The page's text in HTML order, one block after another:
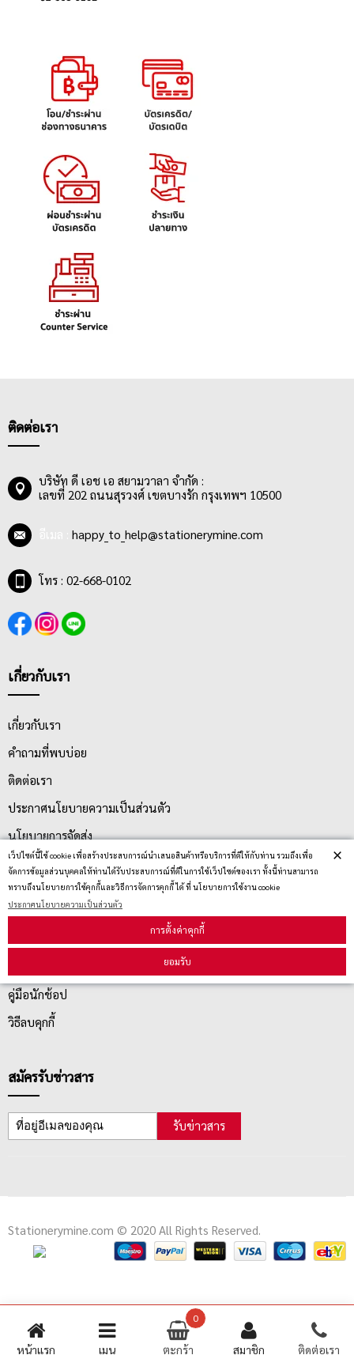
หน้าแรก เมนู
0
ตะกร้า สมาชิก ติดต่อเรา
เว็ปไซต์นี้ใช้ cookie เพื่อสร้างประสบการณ์นำเสนอสินค้าหรือบริการที่ดีให้กับท่าน รวมถึงเพื่อ
จัดการข้อมูลส่วนบุคคลให้ท่านได้รับประสบการณ์ที่ดีในการใช้เว็ปไซต์ของเรา ทั้งนี้ท่านสามารถ
ทราบถึงนโยบายการใช้คุกกี้และวิธีการจัดการคุกกี้ ได้ ที่ นโยบายการใช้งาน cookie
ประกาศนโยบายความเป็นส่วนตัว
การตั้งค่าคุกกี้
ยอมรับ
×
ติดต่อเรา
บริษัท ดี เอช เอ สยามวาลา จำกัด :
เลขที่ 202 ถนนสุรวงศ์ เขตบางรัก กรุงเทพฯ 10500
happy_to_help@stationerymine.com
โทร : 02-668-0102
เกี่ยวกับเรา
เกี่ยวกับเรา
คำถามที่พบบ่อย
ติดต่อเรา
ประกาศนโยบายความเป็นส่วนตัว
นโยบายการจัดส่ง
นโยบายการเปลี่ยน/คืน สินค้า
บริการลูกค้า
คู่มือนักช้อป
วิธีลบคุกกี้
สมัครรับข่าวสาร
รับข่าวสาร
Stationerymine.com © 2020 All Rights Reserved.